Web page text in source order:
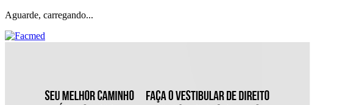
Aguarde, carregando...